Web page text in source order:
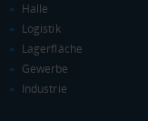
(LANDKREIS /
Gesamt
5.757.223 Tsd. €
Halle
Logistik
Lagerfläche
Gewerbe
Industrie